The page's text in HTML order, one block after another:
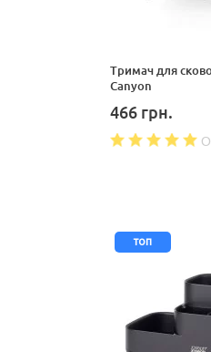
Тримач для
Canyon
466 грн.
топ